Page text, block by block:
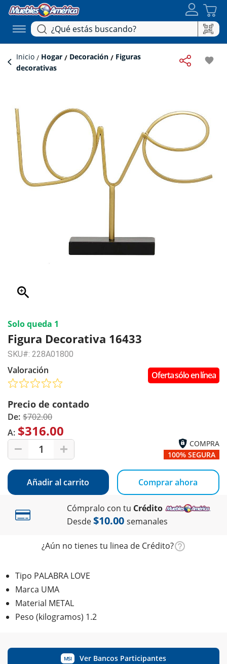
Inicio Hogar Decoración Figuras
decorativas
favorite
zoom_in
Solo queda 1
Figura Decorativa 16433
SKU#: 228A01800
Valoración
Precio de contado
De: $702.00
A: $316.00
1
Oferta sólo en línea
COMPRA
100% SEGURA
Añadir al carrito Comprar ahora
Cómpralo con tu Crédito
Desde$10.00 semanales
¿Aún no tienes tu linea de Crédito?
Tipo PALABRA LOVE
Marca UMA
Material METAL
Peso (kilogramos) 1.2
MSI Ver Bancos Participantes